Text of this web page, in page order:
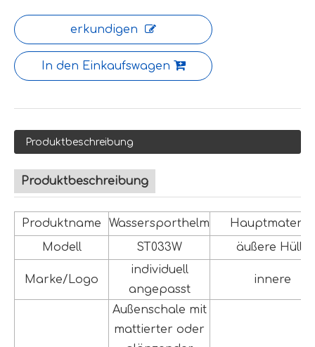
erkundigen
In den Einkaufswagen
Produktbeschreibung
Produktbeschreibung
Produktname Wassersporthelm
Hauptmaterial
Modell
ST033W äußere Hülle
Marke/Logo
individuell
angepasst
innere
Außenschale mit
mattierter oder